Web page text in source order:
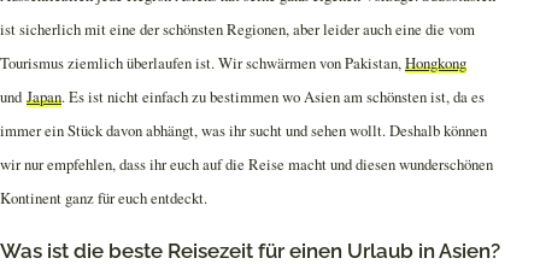
ist sicherlich mit eine der schönsten Regionen, aber leider auch eine die vom
Tourismus ziemlich überlaufen ist. Wir schwärmen von Pakistan, Hongkong
und Japan. Es ist nicht einfach zu bestimmen wo Asien am schönsten ist, da es
immer ein Stück davon abhängt, was ihr sucht und sehen wollt. Deshalb können
wir nur empfehlen, dass ihr euch auf die Reise macht und diesen wunderschönen
Kontinent ganz für euch entdeckt.
Was ist die beste Reisezeit für einen Urlaub in Asien?